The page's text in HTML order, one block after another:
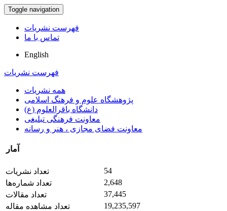
Toggle navigation
فهرست نشریات
تماس با ما
English
فهرست نشریات
همه نشریات
پژوهشگاه علوم و فرهنگ اسلامی
دانشگاه باقرالعلوم (ع)
معاونت فرهنگی تبلیغی
معاونت فضای مجازی ، هنر و رسانه
آمار
تعداد نشریات
54
تعداد شماره‌ها
2,648
تعداد مقالات
37,445
تعداد مشاهده مقاله
19,235,597